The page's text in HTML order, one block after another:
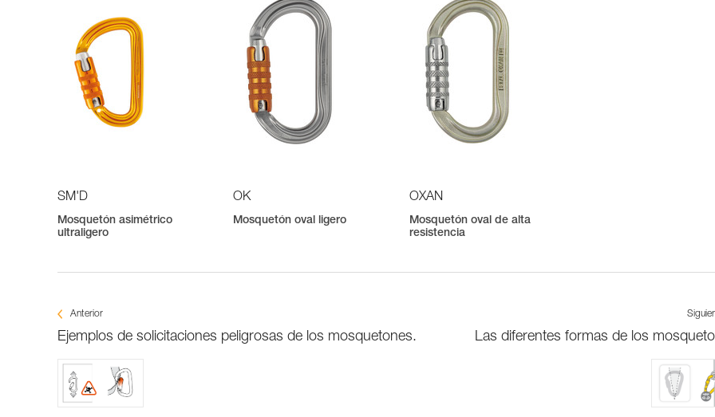
SM'D
Mosquetón asimétrico
ultraligero
OK
Mosquetón oval ligero
OXAN
Mosquetón oval de alta
resistencia
Anterior
Ejemplos de solicitaciones peligrosas de los mosquetones. Las diferentes formas de los